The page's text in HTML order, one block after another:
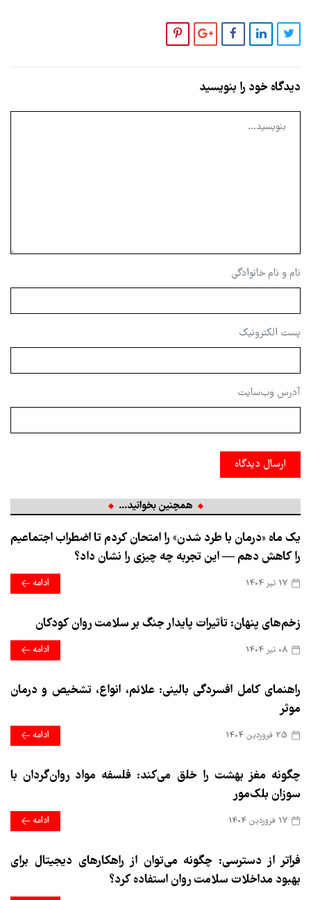
دیدگاه خود را بنویسید
نام و نام خانوادگی
پست الکترونیک
آدرس وب‌سایت
ارسال دیدگاه
همچنین بخوانید...
یک ماه «درمان با طرد شدن» را امتحان کردم تا اضطراب اجتماعیم
را کاهش دهم — این تجربه چه چیزی را نشان داد؟
ادامه
زخم‌های پنهان: تأثیرات پایدار جنگ بر سلامت روان کودکان
ادامه
راهنمای کامل افسردگی بالینی: علائم، انواع، تشخیص و درمان
موثر
ادامه
چگونه مغز بهشت را خلق می‌کند: فلسفه مواد روان‌گردان با
سوزان بلک‌مور
ادامه
فراتر از دسترسی: چگونه می‌توان از راهکارهای دیجیتال برای
بهبود مداخلات سلامت روان استفاده کرد؟